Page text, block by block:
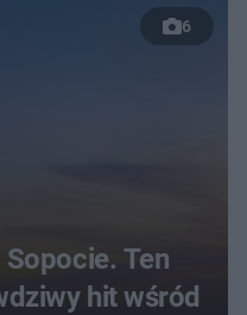
6
Ten
hit wśród